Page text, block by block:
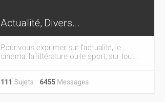
Actualité, Divers...
Pour vous exprimer sur l'actualité, le
cinéma, la littérature ou le sport, sur tout...
111 Sujets 6455 Messages